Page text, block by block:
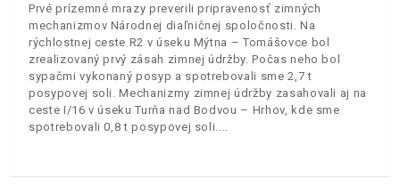
Prvé prízemné mrazy preverili pripravenosť zimných
mechanizmov Národnej diaľničnej spoločnosti. Na
rýchlostnej ceste R2 v úseku Mýtna – Tomášovce bol
zrealizovaný prvý zásah zimnej údržby. Počas neho bol
sypačmi vykonaný posyp a spotrebovali sme 2,7 t
posypovej soli. Mechanizmy zimnej údržby zasahovali aj na
ceste I/16 v úseku Turňa nad Bodvou – Hrhov, kde sme
spotrebovali 0,8 t posypovej soli.